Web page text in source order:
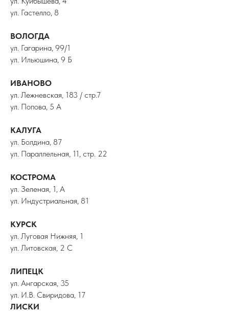
ул. Гастелло, 8
ВОЛОГДА
ул. Гагарина, 99/1
ул. Ильюшина, 9 Б
ИВАНОВО
ул. Лежневская, 183 / стр.7
ул. Попова, 5 А
КАЛУГА
ул. Болдина, 87
ул. Параллельная, 11, стр. 22
КОСТРОМА
ул. Зеленая, 1, А
ул. Индустриальная, 81
КУРСК
ул. Луговая Нижняя, 1
ул. Литовская, 2 С
ЛИПЕЦК
ул. Ангарская, 35
ул. И.В. Свиридова, 17
ЛИСКИ